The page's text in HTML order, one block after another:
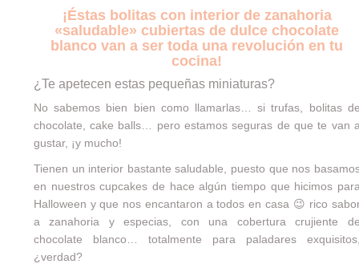
¡Éstas bolitas con interior de zanahoria
«saludable» cubiertas de dulce chocolate
blanco van a ser toda una revolución en tu
cocina!
¿Te apetecen estas pequeñas miniaturas?
No sabemos bien bien como llamarlas… si trufas, bolitas
chocolate, cake balls… pero estamos seguras de que te van
gustar, ¡y mucho!
Tienen un interior bastante saludable, puesto que nos
en nuestroscupcakes de hace algún tiempo que hicimos
Halloween y que nos encantaron a todos en casa 😉 rico
a zanahoria y especias, con una cobertura crujiente
chocolate blanco… totalmente para paladares
¿verdad?